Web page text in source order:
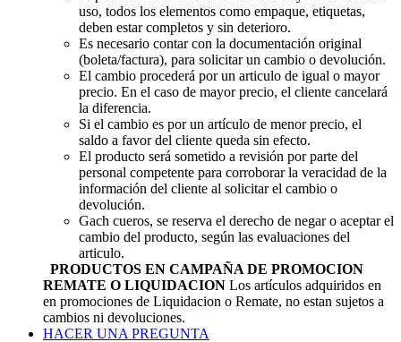
uso, todos los elementos como empaque, etiquetas,
deben estar completos y sin deterioro.
Es necesario contar con la documentación original
(boleta/factura), para solicitar un cambio o devolución.
El cambio procederá por un articulo de igual o mayor
precio. En el caso de mayor precio, el cliente cancelará
la diferencia.
Si el cambio es por un artículo de menor precio, el
saldo a favor del cliente queda sin efecto.
El producto será sometido a revisión por parte del
personal competente para corroborar la veracidad de la
información del cliente al solicitar el cambio o
devolución.
Gach cueros, se reserva el derecho de negar o aceptar el
cambio del producto, según las evaluaciones del
articulo.
PRODUCTOS EN CAMPAÑA DE PROMOCION
REMATE O LIQUIDACION Los artículos adquiridos en
en promociones de Liquidacion o Remate, no estan sujetos a
cambios ni devoluciones.
HACER UNA PREGUNTA